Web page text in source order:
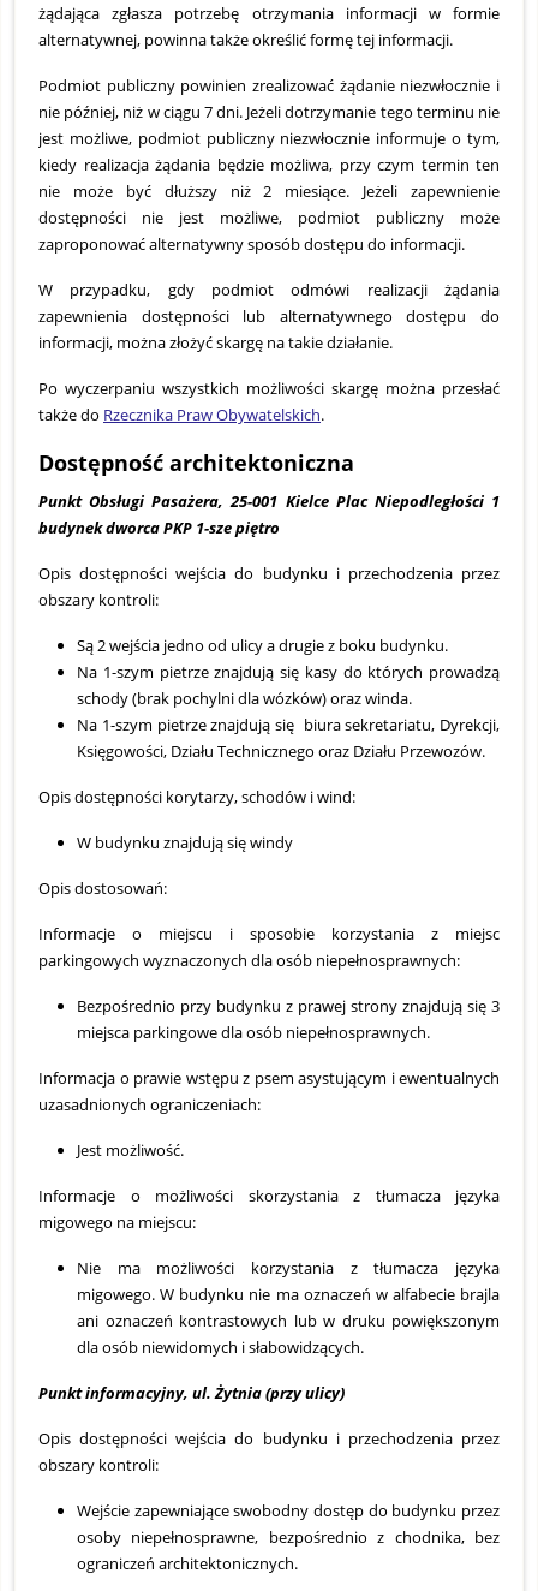
żądająca zgłasza potrzebę otrzymania informacji w formie
alternatywnej, powinna także określić formę tej informacji.
Podmiot publiczny powinien zrealizować żądanie niezwłocznie i
nie później, niż w ciągu 7 dni. Jeżeli dotrzymanie tego terminu nie
jest możliwe, podmiot publiczny niezwłocznie informuje o tym,
kiedy realizacja żądania będzie możliwa, przy czym termin ten
nie może być dłuższy niż 2 miesiące. Jeżeli zapewnienie
dostępności nie jest możliwe, podmiot publiczny może
zaproponować alternatywny sposób dostępu do informacji.
W przypadku, gdy podmiot odmówi realizacji żądania
zapewnienia dostępności lub alternatywnego dostępu do
informacji, można złożyć skargę na takie działanie.
Po wyczerpaniu wszystkich możliwości skargę można przesłać
także do Rzecznika Praw Obywatelskich.
Dostępność architektoniczna
Punkt Obsługi Pasażera, 25-001 Kielce Plac Niepodległości 1
budynek dworca PKP 1-sze piętro
Opis dostępności wejścia do budynku i przechodzenia przez
obszary kontroli:
Są 2 wejścia jedno od ulicy a drugie z boku budynku.
Na 1-szym pietrze znajdują się kasy do których prowadzą
schody (brak pochylni dla wózków) oraz winda.
Na 1-szym pietrze znajdują się biura sekretariatu, Dyrekcji,
Księgowości, Działu Technicznego oraz Działu Przewozów.
Opis dostępności korytarzy, schodów i wind:
W budynku znajdują się windy
Opis dostosowań:
Informacje o miejscu i sposobie korzystania z miejsc
parkingowych wyznaczonych dla osób niepełnosprawnych:
Bezpośrednio przy budynku z prawej strony znajdują się 3
miejsca parkingowe dla osób niepełnosprawnych.
Informacja o prawie wstępu z psem asystującym i ewentualnych
uzasadnionych ograniczeniach:
Jest możliwość.
Informacje o możliwości skorzystania z tłumacza języka
migowego na miejscu:
Nie ma możliwości korzystania z tłumacza języka
migowego. W budynku nie ma oznaczeń w alfabecie brajla
ani oznaczeń kontrastowych lub w druku powiększonym
dla osób niewidomych i słabowidzących.
Punkt informacyjny, ul. Żytnia (przy ulicy)
Opis dostępności wejścia do budynku i przechodzenia przez
obszary kontroli:
Wejście zapewniające swobodny dostęp do budynku przez
osoby niepełnosprawne, bezpośrednio z chodnika, bez
ograniczeń architektonicznych.